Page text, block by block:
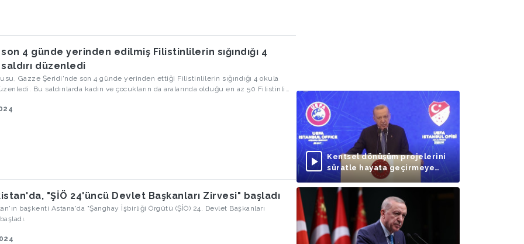
4 günde yerinden edilmiş Filistinlilerin sığındığı 4
düzenledi
Gazze Şeridi'nde son 4 günde yerinden ettiği Filistinlilerin sığındığı 4 okula
Bu saldırılarda kadın ve çocukların da aralarında olduğu en az 50 Filistinli
"ŞİÖ 24'üncü Devlet Başkanları Zirvesi" başladı
başkenti Astana'da "Şanghay İşbirliği Örgütü (ŞİÖ) 24. Devlet Başkanları
Kentsel dönüşüm projelerini
süratle hayata geçirmeye
odaklanmalıyız